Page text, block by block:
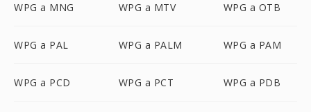
WPG a MNG WPG a MTV WPG a OTB
WPG a PAL WPG a PALM WPG a PAM
WPG a PCD WPG a PCT WPG a PDB